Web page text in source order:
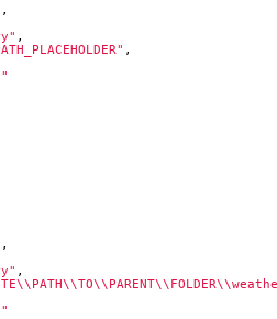
,
,
,
,
,